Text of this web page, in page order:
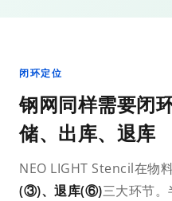
闭环定位
钢网同样需要闭
储、出库、退库
NEO LIGHT Stencil在物
(③)、退库(⑥)三大环节。